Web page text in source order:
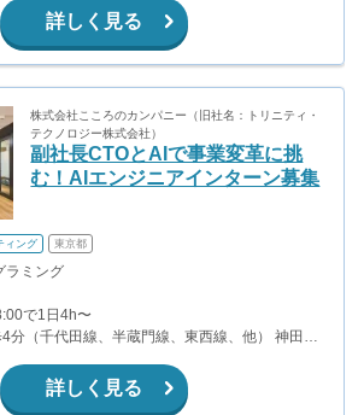
詳しく見る
株式会社こころのカンパニー（旧社名：トリニティ・
テクノロジー株式会社）
副社長CTOとAIで事業変革に挑
む！AIエンジニアインターン募集
ィング 東京都
ラミング
で1日4h〜
分（千代田線、半蔵門線、東西線、他） 神田駅
詳しく見る